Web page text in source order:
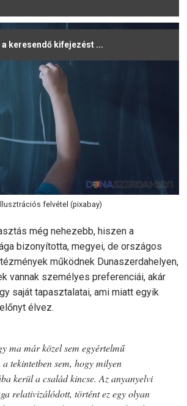
felvétel (pixabay)
még nehezebb, hiszen a
bizonyította, megyei, de országos
működnek Dunaszerdahelyen,
vannak személyes preferenciái, akár
saját tapasztalatai, ami miatt egyik
élvez.
ma már közel sem egyértelmű
tekintetben sem, hogy milyen
kerül a család kincse. Az anyanyelvi
relativizálódott, történt ez egy olyan